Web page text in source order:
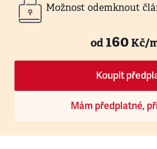
Možnost odemknout
od160Kč/
Koupit
Mám předplatné,